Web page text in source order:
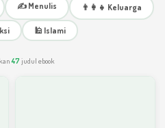
✍️ Menulis 👨‍👩‍👧 Keluarga
🕌 Islami
47 judul ebook